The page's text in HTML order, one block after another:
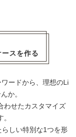
スを作る
ードから、理想のLi
か。
わせたカスタマイズ
しい特別な1つを形